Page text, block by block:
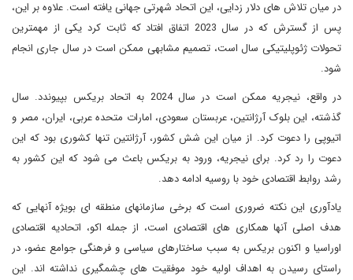
در میان تلاش های دلار زدایی، این اتحاد شهرتی جهانی یافته است. علاوه بر این،
پس از گسترش که در سال 2023 اتفاق افتاد که ثابت کرد یکی از مهمترین
تحولات ژئوپلیتیکی سال است، تصمیم مشابهی ممکن است در سال جاری انجام
شود.
در واقع، نیجریه ممکن است در سال 2024 به اتحاد بریکس بپیوندد. سال
گذشته، این بلوک آرژانتین، عربستان سعودی، امارات متحده عربی، ایران، مصر و
اتیوپی را دعوت کرد. از میان این شش کشور، آرژانتین تنها کشوری بود که این
دعوت را رد کرد. برای نیجریه، ورود به بریکس باعث می شود که این کشور به
رشد روابط اقتصادی خود با روسیه ادامه دهد.
یادآوری این نکته ضروری است که برخی سازمانهای منطقه ای بویژه آنهایی که
هدف اصلی آنها همکاری های اقتصادی است، از جمله اکو، اتحادیه اقتصادی
اوراسیا و اکنون بریکس به سبب ساختارهای سیاسی و فرهنگی جوامع عضو، در
راستای رسیدن به اهداف اولیه خود موفقیت های چشمگیری نداشته اند. این